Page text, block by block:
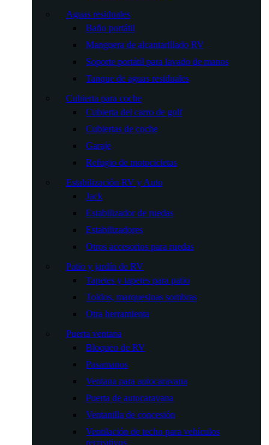
Aguas residuales
Baño portátil
Manguera de alcantarillado RV
Soporte portátil para lavado de manos
Tanque de aguas residuales
Cubierta para coche
Cubierta del carro de golf
Cubiertas de coche
Garaje
Refugio de motocicletas
Estabilización RV y Auto
Jack
Estabilizador de ruedas
Estabilizadores
Otros accesorios para ruedas
Patio y jardín de RV
Tapetes y tapetes para patio
Toldos, marquesinas sombras
Otra herramienta
Puerta ventana
Bloqueo de RV
Pasamanos
Ventana para autocaravana
Puerta de autocaravana
Ventanilla de concesión
Ventilación de techo para vehículos
recreativos